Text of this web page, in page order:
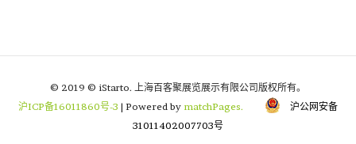
© 2019 © iStarto. 上海百客聚展览展示有限公司版权所有。
沪ICP备16011860号-3 | Powered by matchPages.
沪公网安备
31011402007703号